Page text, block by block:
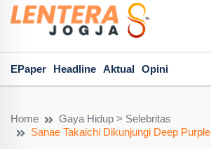
EPaper Headline Aktual Opini
Home
Gaya Hidup > Selebritas
Sanae Takaichi Dikunjungi Deep Purple